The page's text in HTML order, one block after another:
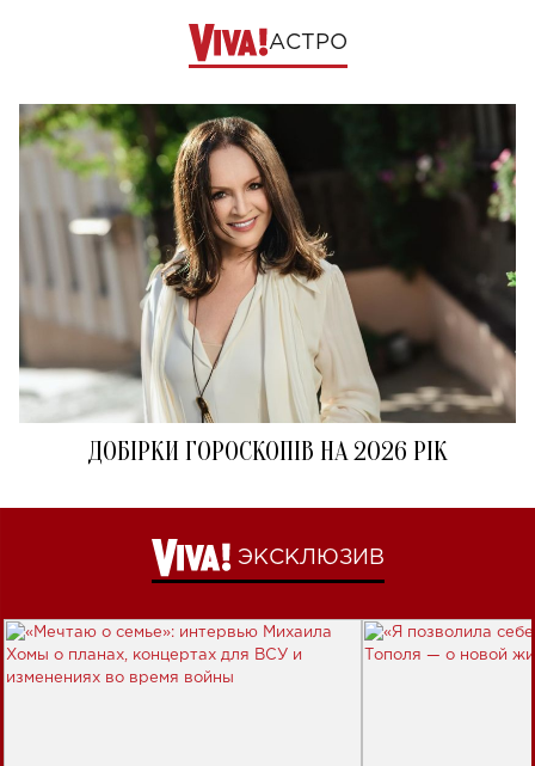
АСТРО
ДОБІРКИ ГОРОСКОПІВ НА 2026 РІК
ЭКСКЛЮЗИВ